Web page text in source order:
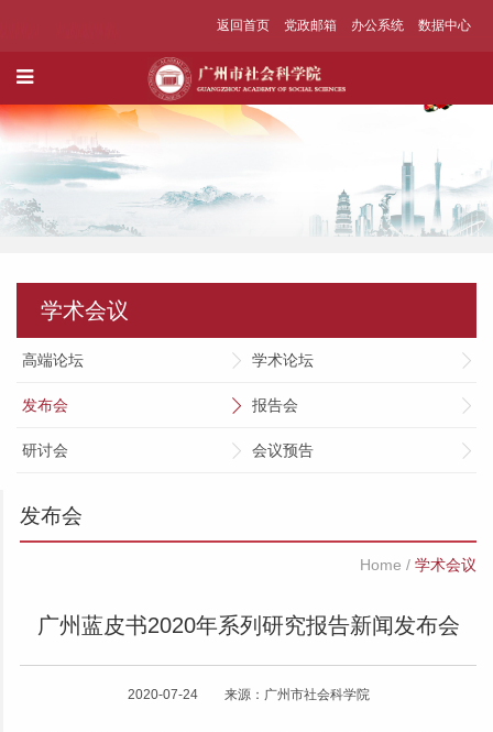
返回首页 党政邮箱 办公系统 数据中心
学术会议
高端论坛 学术论坛
发布会 报告会
研讨会 会议预告
发布会
Home / 学术会议
广州蓝皮书2020年系列研究报告新闻发布会
2020-07-24 来源：广州市社会科学院